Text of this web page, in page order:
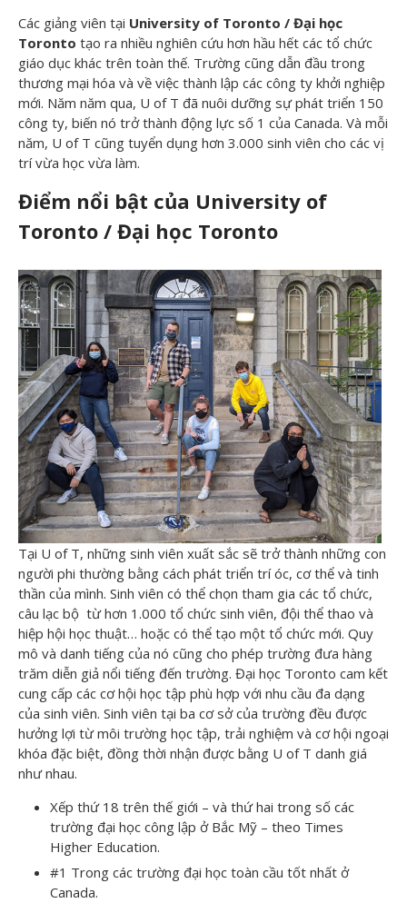
Các giảng viên tại University of Toronto / Đại học
Toronto tạo ra nhiều nghiên cứu hơn hầu hết các tổ chức
giáo dục khác trên toàn thế. Trường cũng dẫn đầu trong
thương mại hóa và về việc thành lập các công ty khởi nghiệp
mới. Năm năm qua, U of T đã nuôi dưỡng sự phát triển 150
công ty, biến nó trở thành động lực số 1 của Canada. Và mỗi
năm, U of T cũng tuyển dụng hơn 3.000 sinh viên cho các vị
trí vừa học vừa làm.
Điểm nổi bật của University of
Toronto / Đại học Toronto
Tại U of T, những sinh viên xuất sắc sẽ trở thành những con
người phi thường bằng cách phát triển trí óc, cơ thể và tinh
thần của mình. Sinh viên có thể chọn tham gia các tổ chức,
câu lạc bộ từ hơn 1.000 tổ chức sinh viên, đội thể thao và
hiệp hội học thuật… hoặc có thể tạo một tổ chức mới. Quy
mô và danh tiếng của nó cũng cho phép trường đưa hàng
trăm diễn giả nổi tiếng đến trường. Đại học Toronto cam kết
cung cấp các cơ hội học tập phù hợp với nhu cầu đa dạng
của sinh viên. Sinh viên tại ba cơ sở của trường đều được
hưởng lợi từ môi trường học tập, trải nghiệm và cơ hội ngoại
khóa đặc biệt, đồng thời nhận được bằng U of T danh giá
như nhau.
Xếp thứ 18 trên thế giới – và thứ hai trong số các
trường đại học công lập ở Bắc Mỹ – theo Times
Higher Education.
#1 Trong các trường đại học toàn cầu tốt nhất ở
Canada.